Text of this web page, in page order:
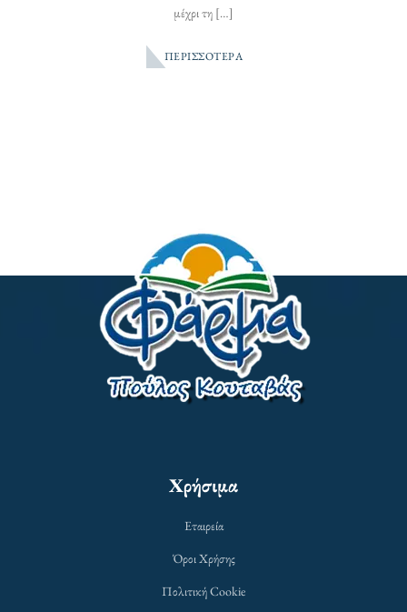
μέχρι τη […]
ΠΕΡΙΣΣΌΤΕΡΑ
Χρήσιμα
Εταιρεία
Όροι Χρήσης
Πολιτική Cookie